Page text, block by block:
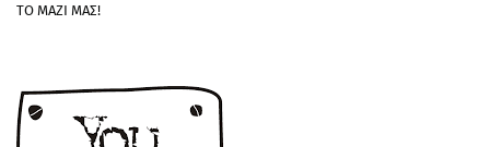
ΤΟ ΜΑΖΙ ΜΑΣ!